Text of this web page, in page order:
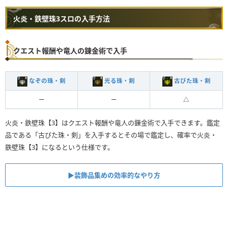
火炎・鉄壁珠3スロの入手方法
クエスト報酬や竜人の錬金術で入手
なぞの珠・剣 光る珠・剣 古びた珠・剣
ー ー △
火炎・鉄壁珠【3】はクエスト報酬や竜人の錬金術で入手できます。鑑定
品である「古びた珠・剣」を入手するとその場で鑑定し、確率で火炎・
鉄壁珠【3】になるという仕様です。
▶︎装飾品集めの効率的なやり方